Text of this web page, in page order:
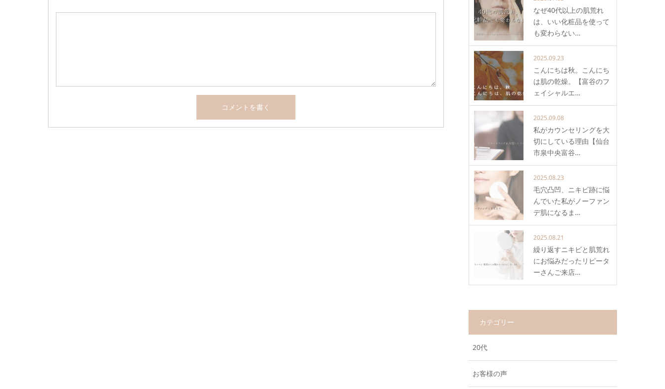
なぜ40代以上の肌荒れ
は、いい化粧品を使って
も変わらない…
2025.09.23
こんにちは秋。こんにち
は肌の乾燥。【富谷のフ
ェイシャルエ…
2025.09.08
私がカウンセリングを大
切にしている理由【仙台
市泉中央富谷…
2025.08.23
毛穴凸凹、ニキビ跡に悩
んでいた私がノーファン
デ肌になるま…
2025.08.21
繰り返すニキビと肌荒れ
にお悩みだったリピータ
ーさんご来店…
カテゴリー
20代
お客様の声